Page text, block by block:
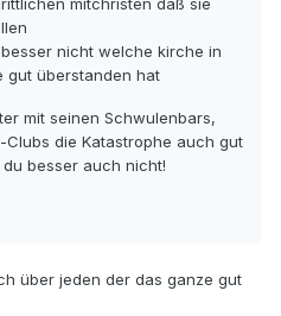
mitchristen daß sie
nicht welche kirche in
gut überstanden hat
mit seinen Schwulenbars,
die Katastrophe auch gut
besser auch nicht!
über jeden der das ganze gut